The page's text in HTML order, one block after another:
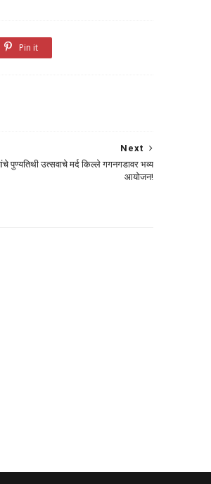
Pin it
Next
पुण्यतिथी उत्सवाचे मर्द किल्ले गगनगडावर भव्य
आयोजन!